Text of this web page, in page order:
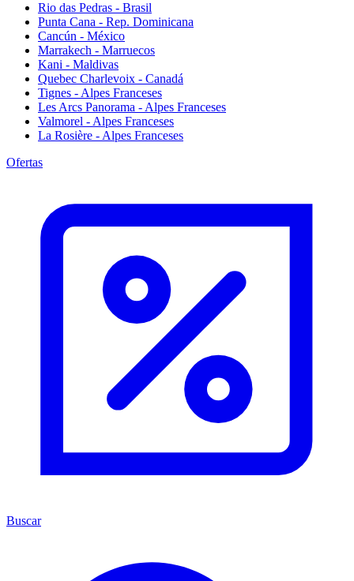
Rio das Pedras - Brasil
Punta Cana - Rep. Dominicana
Cancún - México
Marrakech - Marruecos
Kani - Maldivas
Quebec Charlevoix - Canadá
Tignes - Alpes Franceses
Les Arcs Panorama - Alpes Franceses
Valmorel - Alpes Franceses
La Rosière - Alpes Franceses
Ofertas
Buscar